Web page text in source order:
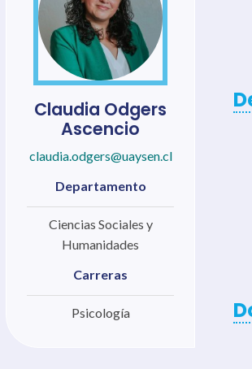
Claudia Odgers
Ascencio
claudia.odgers@uaysen.cl
Departamento
Ciencias Sociales y
Humanidades
Carreras
Psicología